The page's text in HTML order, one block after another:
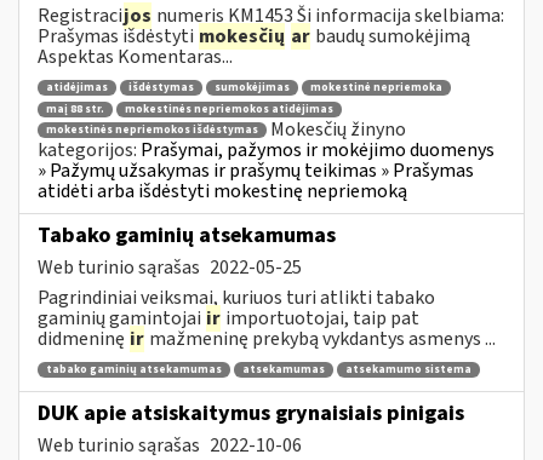
Registracijos numeris KM1453 Ši informacija skelbiama:
Prašymas išdėstyti mokesčių ar baudų sumokėjimą
Aspektas Komentaras...
atidėjimas išdėstymas sumokėjimas
mokestinė nepriemoka
maį 88 str.
mokestinės nepriemokos atidėjimas
mokestinės nepriemokos išdėstymas
Mokesčių žinyno
kategorijos: Prašymai, pažymos ir mokėjimo duomenys
» Pažymų užsakymas ir prašymų teikimas » Prašymas
atidėti arba išdėstyti mokestinę nepriemoką
Tabako gaminių atsekamumas
Web turinio sąrašas 2022-05-25
Pagrindiniai veiksmai, kuriuos turi atlikti tabako
gaminių gamintojai ir importuotojai, taip pat
didmeninę ir mažmeninę prekybą vykdantys asmenys ...
tabako gaminių atsekamumas atsekamumas atsekamumo sistema
DUK apie atsiskaitymus grynaisiais pinigais
Web turinio sąrašas 2022-10-06